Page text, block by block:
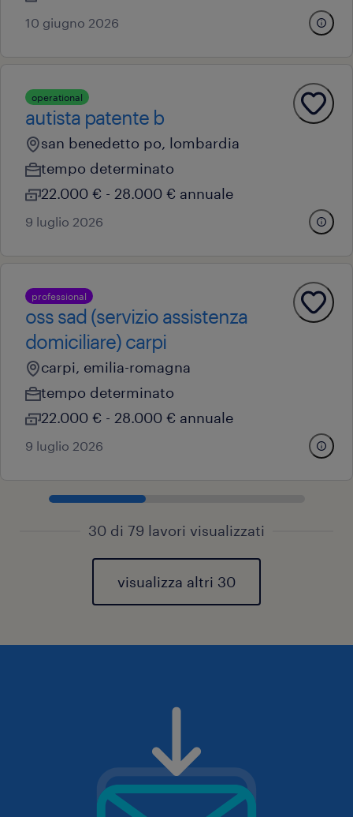
10 giugno 2026
operational
autista patente b
san benedetto po, lombardia
tempo determinato
22.000 € - 28.000 € annuale
9 luglio 2026
professional
oss sad (servizio assistenza
domiciliare) carpi
carpi, emilia-romagna
tempo determinato
22.000 € - 28.000 € annuale
9 luglio 2026
30 di 79 lavori visualizzati
visualizza altri 30